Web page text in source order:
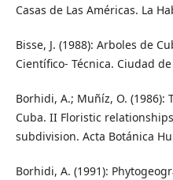
Casas de Las Américas. La
Bisse, J. (1988): Arboles de
Científico- Técnica. Ciudad
Borhidi, A.; Muñíz, O.
Cuba. II Floristic
subdivision. Acta Botánica
Borhidi, A. (1991):